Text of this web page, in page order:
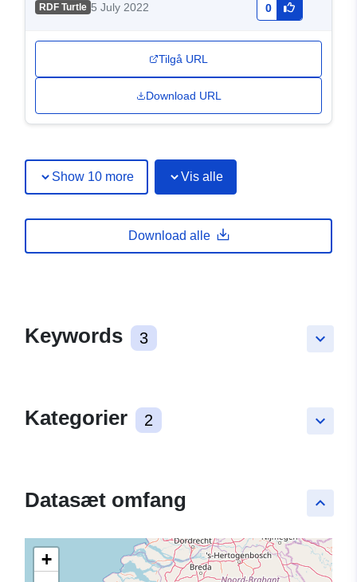
RDF Turtle 5 July 2022 0
Tilgå URL
Download URL
Show 10 more Vis alle
Download alle
keyboard_arrow_down
Keywords 3
keyboard_arrow_down
Kategorier 2
keyboard_arrow_up
Datasæt omfang
+